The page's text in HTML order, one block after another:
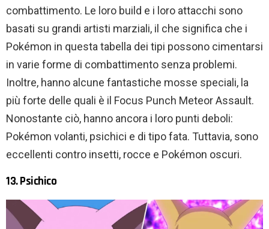
combattimento. Le loro build e i loro attacchi sono
basati su grandi artisti marziali, il che significa che i
Pokémon in questa tabella dei tipi possono cimentarsi
in varie forme di combattimento senza problemi.
Inoltre, hanno alcune fantastiche mosse speciali, la
più forte delle quali è il Focus Punch Meteor Assault.
Nonostante ciò, hanno ancora i loro punti deboli:
Pokémon volanti, psichici e di tipo fata. Tuttavia, sono
eccellenti contro insetti, rocce e Pokémon oscuri.
13. Psichico